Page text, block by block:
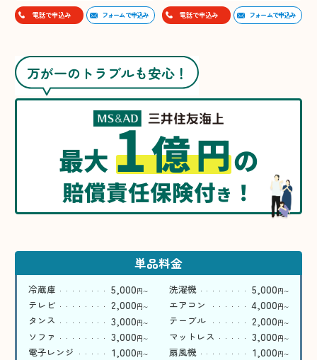
電話で申込み フォームで申込み 電話で申込み フォームで申込み
万が一のトラブルも安心！
最大1億円の
賠償責任保険付き ！
単品料金
冷蔵庫 5,000円〜 洗濯機 5,000円〜
テレビ 2,000円〜 エアコン 4,000円〜
タンス 3,000円〜 テーブル 2,000円〜
ソファ 3,000円〜 マットレス 3,000円〜
電子レンジ 1,000円〜 扇風機 1,000円〜